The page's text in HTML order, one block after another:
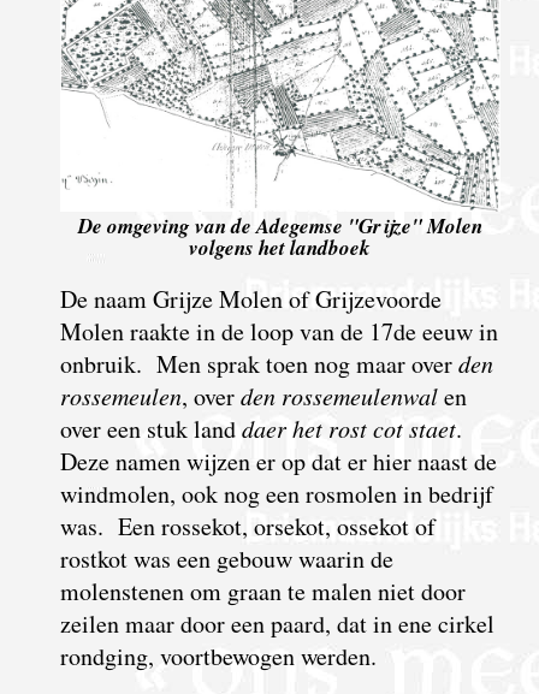
De omgeving van de Adegemse "Grijze" Molen
volgens het landboek
De naam Grijze Molen of Grijzevoorde
Molen raakte in de loop van de 17de eeuw in
onbruik. Men sprak toen nog maar overden
rossemeulen, overden rossemeulenwalen
over een stuk landdaer het rost cot staet.
Deze namen wijzen er op dat er hier naast de
windmolen, ook nog een rosmolen in bedrijf
was. Een rossekot, orsekot, ossekot of
rostkot was een gebouw waarin de
molenstenen om graan te malen niet door
zeilen maar door een paard, dat in ene cirkel
rondging, voortbewogen werden.